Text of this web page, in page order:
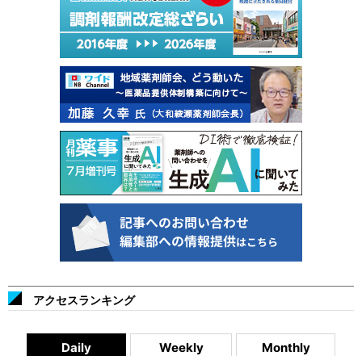
アクセスランキング
Daily Weekly Monthly